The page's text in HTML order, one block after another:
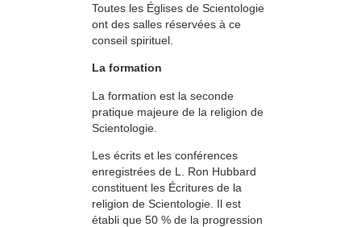
Toutes les Églises de Scientologie
ont des salles réservées à ce
conseil spirituel.
La formation
La formation est la seconde
pratique majeure de la religion de
Scientologie.
Les écrits et les conférences
enregistrées de L. Ron Hubbard
constituent les Écritures de la
religion de Scientologie. Il est
établi que 50 % de la progression